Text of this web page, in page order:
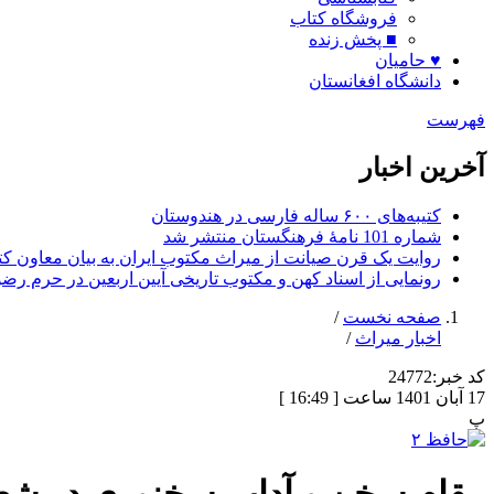
فروشگاه کتاب
■ پخش زنده
♥ حامیان
دانشگاه افغانستان
فهرست
آخرین اخبار
کتیبه‌های ۶۰۰ ساله فارسی در هندوستان
شماره 101 نامۀ فرهنگستان منتشر شد
روایت یک قرن صیانت از میراث مکتوب ایران به بیان معاون
رونمایی از اسناد کهن و مکتوب تاریخی آیین اربعین در حرم
صفحه نخست /
اخبار میراث /
کد خبر:24772
17 آبان 1401 ساعت [ 16:49 ]
پ